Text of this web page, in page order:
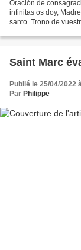
Oración de
infinitas os doy,
santo. Trono de
Saint Marc
Publié le 25/04/2022
Par Philippe